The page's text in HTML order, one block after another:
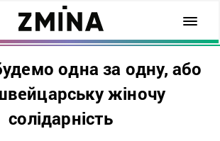
одна за одну, або
жіночу
солідарність